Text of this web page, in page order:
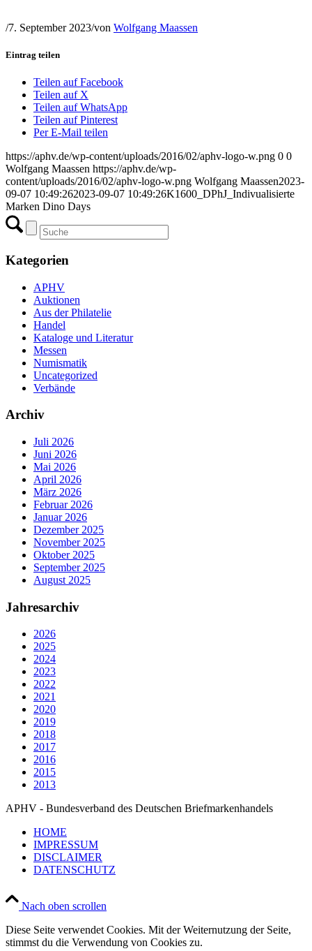
/7. September 2023/von Wolfgang Maassen
Eintrag teilen
Teilen auf Facebook
Teilen auf X
Teilen auf WhatsApp
Teilen auf Pinterest
Per E-Mail teilen
https://aphv.de/wp-content/uploads/2016/02/aphv-logo-w.png 0 0
Wolfgang Maassen https://aphv.de/wp-
content/uploads/2016/02/aphv-logo-w.png Wolfgang Maassen2023-
09-07 10:49:262023-09-07 10:49:26K1600_DPhJ_Indivualisierte
Marken Dino Days
Kategorien
APHV
Auktionen
Aus der Philatelie
Handel
Kataloge und Literatur
Messen
Numismatik
Uncategorized
Verbände
Archiv
Juli 2026
Juni 2026
Mai 2026
April 2026
März 2026
Februar 2026
Januar 2026
Dezember 2025
November 2025
Oktober 2025
September 2025
August 2025
Jahresarchiv
2026
2025
2024
2023
2022
2021
2020
2019
2018
2017
2016
2015
2013
APHV - Bundesverband des Deutschen Briefmarkenhandels
HOME
IMPRESSUM
DISCLAIMER
DATENSCHUTZ
Nach oben scrollen
Diese Seite verwendet Cookies. Mit der Weiternutzung der Seite,
stimmst du die Verwendung von Cookies zu.